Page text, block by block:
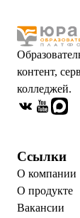
контент,
колледжей.
Ссылки
О компании
О продукте
Вакансии